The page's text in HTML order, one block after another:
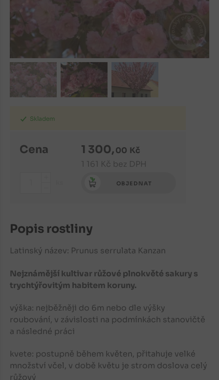
Skladem
Cena 1 300,00 Kč
1 161 Kč bez DPH
OBJEDNAT
Popis rostliny
Latinský název: Prunus serrulata Kanzan
Nejznámější kultivar růžové plnokvěté sakury s
trychtýřovitým habitem koruny.
výška: nejběžněji do 6m nebo dle výšky
roubování, v závislosti na podmínkách stanovičtě
a následné práci
kvete: postupně během květen, přitahuje velké
množství včel, v době květu je strom doslova celý
růžový